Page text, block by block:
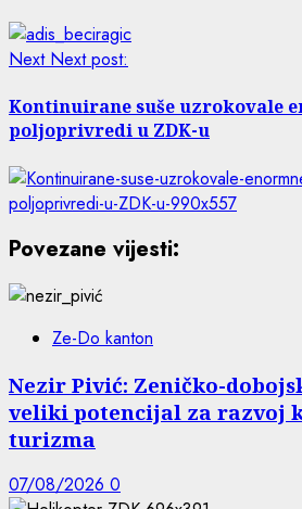
Next Next post:
Kontinuirane suše uzrokovale
poljoprivredi u ZDK-u
Povezane vijesti:
Ze-Do kanton
Nezir Pivić: Zeničko-
veliki potencijal za razvoj
turizma
07/08/2026 0